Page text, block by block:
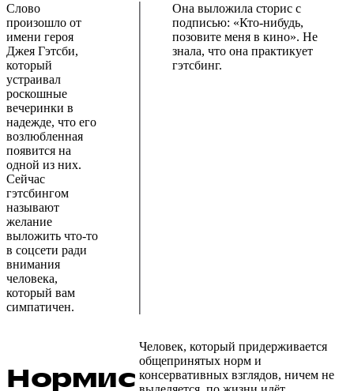
Слово
произошло от
имени героя
Джея Гэтсби,
который
устраивал
роскошные
вечеринки в
надежде, что его
возлюбленная
появится на
одной из них.
Сейчас
гэтсбингом
называют
желание
выложить что-то
в соцсети ради
внимания
человека,
который вам
симпатичен.
Она выложила сторис с
подписью: «Кто-нибудь,
позовите меня в кино». Не
знала, что она практикует
гэтсбинг.
Нормис
Человек, который придерживается
общепринятых норм и
консервативных взглядов, ничем не